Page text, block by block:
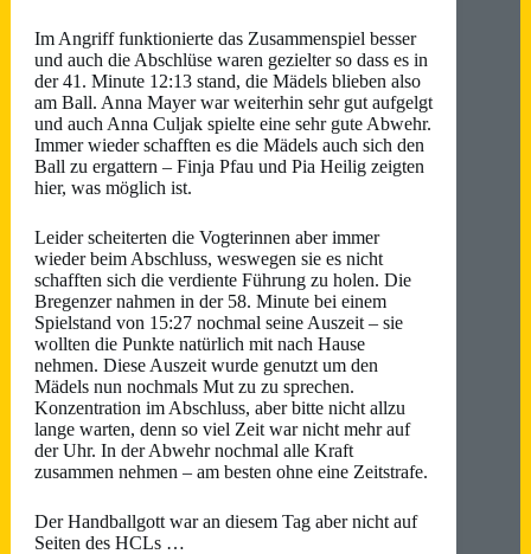
Im Angriff funktionierte das Zusammenspiel besser
und auch die Abschlüse waren gezielter so dass es in
der 41. Minute 12:13 stand, die Mädels blieben also
am Ball. Anna Mayer war weiterhin sehr gut aufgelgt
und auch Anna Culjak spielte eine sehr gute Abwehr.
Immer wieder schafften es die Mädels auch sich den
Ball zu ergattern – Finja Pfau und Pia Heilig zeigten
hier, was möglich ist.
Leider scheiterten die Vogterinnen aber immer
wieder beim Abschluss, weswegen sie es nicht
schafften sich die verdiente Führung zu holen. Die
Bregenzer nahmen in der 58. Minute bei einem
Spielstand von 15:27 nochmal seine Auszeit – sie
wollten die Punkte natürlich mit nach Hause
nehmen. Diese Auszeit wurde genutzt um den
Mädels nun nochmals Mut zu zu sprechen.
Konzentration im Abschluss, aber bitte nicht allzu
lange warten, denn so viel Zeit war nicht mehr auf
der Uhr. In der Abwehr nochmal alle Kraft
zusammen nehmen – am besten ohne eine Zeitstrafe.
Der Handballgott war an diesem Tag aber nicht auf
Seiten des HCLs …